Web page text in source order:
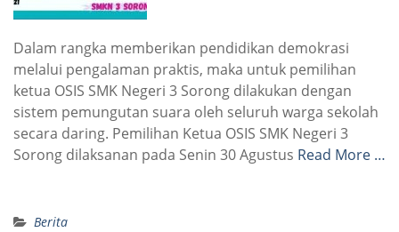
Dalam rangka memberikan pendidikan demokrasi
melalui pengalaman praktis, maka untuk pemilihan
ketua OSIS SMK Negeri 3 Sorong dilakukan dengan
sistem pemungutan suara oleh seluruh warga sekolah
secara daring. Pemilihan Ketua OSIS SMK Negeri 3
Sorong dilaksanan pada Senin 30 Agustus Read More …
Berita